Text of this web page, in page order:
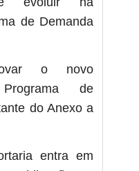
de Demanda
o novo
de
do Anexo a
entra em